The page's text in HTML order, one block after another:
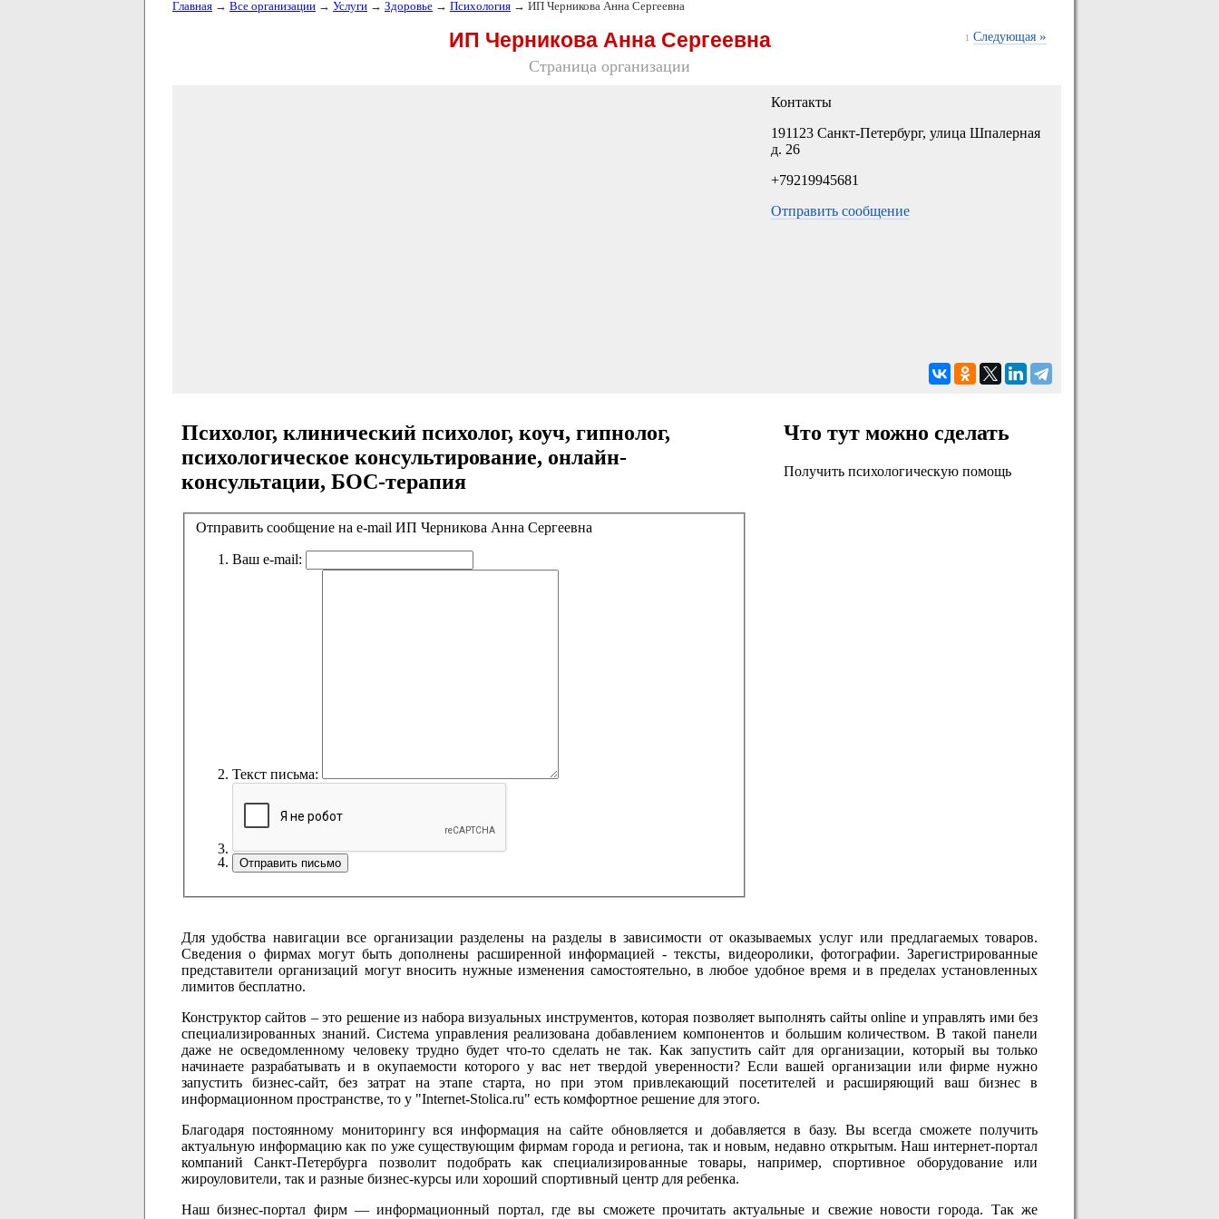
Главная → Все организации → Услуги → Здоровье → Психология → ИП Черникова Анна Сергеевна
1 Следующая »
ИП Черникова Анна Сергеевна
Страница организации
Контакты
191123 Санкт-Петербург, улица Шпалерная
д. 26
+79219945681
Отправить сообщение
Психолог, клинический психолог, коуч, гипнолог,
психологическое консультирование, онлайн-
консультации, БОС-терапия
Отправить сообщение на e-mail ИП Черникова Анна Сергеевна
Ваш e-mail:
Текст письма:
Что тут можно сделать
Получить психологическую помощь
Для удобства навигации все организации разделены на разделы в зависимости от оказываемых услуг или предлагаемых товаров.
Сведения о фирмах могут быть дополнены расширенной информацией - тексты, видеоролики, фотографии. Зарегистрированные
представители организаций могут вносить нужные изменения самостоятельно, в любое удобное время и в пределах установленных
лимитов бесплатно.
Конструктор сайтов – это решение из набора визуальных инструментов, которая позволяет выполнять сайты online и управлять ими без
специализированных знаний. Система управления реализована добавлением компонентов и большим количеством. В такой панели
даже не осведомленному человеку трудно будет что-то сделать не так. Как запустить сайт для организации, который вы только
начинаете разрабатывать и в окупаемости которого у вас нет твердой уверенности? Если вашей организации или фирме нужно
запустить бизнес-сайт, без затрат на этапе старта, но при этом привлекающий посетителей и расширяющий ваш бизнес в
информационном пространстве, то у "Internet-Stolica.ru" есть комфортное решение для этого.
Благодаря постоянному мониторингу вся информация на сайте обновляется и добавляется в базу. Вы всегда сможете получить
актуальную информацию как по уже существующим фирмам города и региона, так и новым, недавно открытым. Наш интернет-портал
компаний Санкт-Петербурга позволит подобрать как специализированные товары, например, спортивное оборудование или
жироуловители, так и разные бизнес-курсы или хороший спортивный центр для ребенка.
Наш бизнес-портал фирм — информационный портал, где вы сможете прочитать актуальные и свежие новости города. Так же